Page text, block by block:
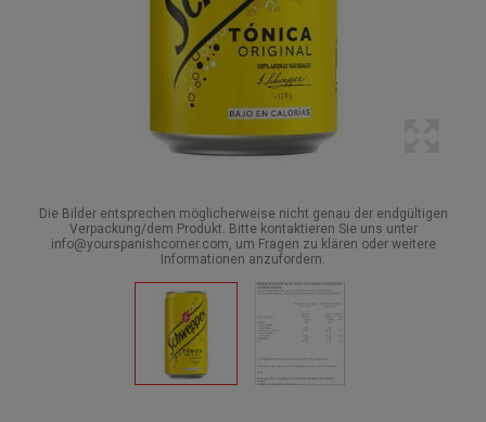
Die Bilder entsprechen möglicherweise nicht genau der endgültigen
Verpackung/dem Produkt. Bitte kontaktieren Sie uns unter
info@yourspanishcorner.com, um Fragen zu klären oder weitere
Informationen anzufordern.